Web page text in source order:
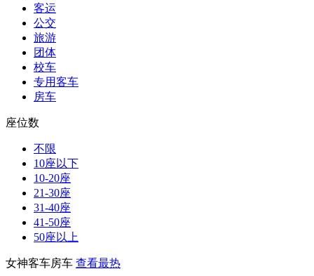
客运
公交
旅游
团体
校车
专用客车
房车
座位数
不限
10座以下
10-20座
21-30座
31-40座
41-50座
50座以上
女神客车房车 查看最热